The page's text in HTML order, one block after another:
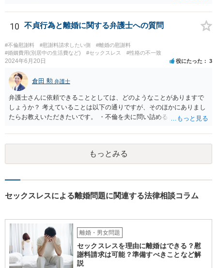
償のこともあるので、不貞についてしっかりと主張する方針で進めて
も良いように思われます。 ②セックスレスと不貞と言っても、事案に
断言できません。 当該事案で、結局夫婦関係を破綻させた原因が何だ
ったと判断されるか次第です。 ただ、不貞があって出て行ったと認定
された場合、それまで夫婦として一応生活をしてきていたとなると、
不貞以前に夫婦関係が破綻していたと立証するのは一般に難しいよう
にも思われます。 また、有責配偶者となると、有責配偶者側からの離
婚請求は一般に困難となります。 ただ、法律等で何年と具体的に決ま
っている訳ではないので、お子様の状況を含めた経緯等含めて、裁判
所が有責配偶者からの請求であっても離婚を認めるべきであるかを判
断することになります。 いずれにせよ、実際に不貞があったことを示
10 不貞行為と離婚に関する弁護士への質問
#不倫慰謝料 #慰謝料請求したい側
#離婚の慰謝料
#婚姻費用(別居中の生活費など)
#セックスレス #性格の不一致
2024年6月20日 役にたった 3
倉田 勲 弁護士
弁護士さんに依頼できることとしては、どのようなことがありますで
しょうか？ 考えていることは以下の通りですが、そのほかにありまし
たらお教えいただきたいです。 ・不倫を夫に問い詰めるときに弁護士
次第になりますが、この依頼を受ける弁護士は少ない印象はありま
す。 ・不倫女に内容証明で慰謝料請求する ・婚姻費用を申立て（自分
でできるのか？） →離婚や不貞関係を扱っている弁護士であれば通常
対応しています。 なお、婚姻費用の申立てについてご自身で対応され
婚調停となった場合の継続的なサポート →離婚事件を扱っている弁護
している弁護士もいますが、そのようなサポート業務のみ対応してい
るかは各弁護士次第によります。
もっとみる
セックスレスによる離婚問題に関連する法律相談コラム
離婚・男女問題
セックスレスを理由に離婚はできる？慰
謝料請求は可能？準備すべきことなど解
説